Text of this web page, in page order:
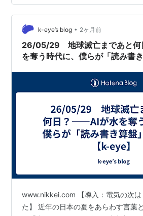
どをわかりやすく解説します。
い方や、IT技術について興味のある
になりま…
k-eye’s blog • 2ヶ月前
26/05/29 地球滅亡まであと
を奪う時代に、僕らが「読み書
www.nikkei.com 【導入：電気の次
た】 近年の日本の夏をあらわす言葉